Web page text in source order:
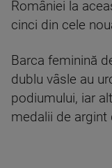
României la
cinci din cele
Barca feminină
dublu vâsle au
podiumului, iar
medalii de argint